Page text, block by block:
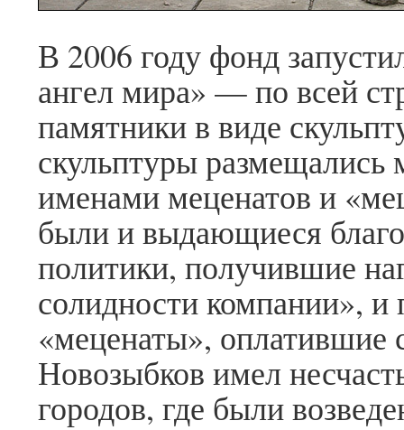
В 2006 году фонд
ангел мира» — по всей
памятники в виде
скульптуры
именами меценатов и
были и выдающиеся
политики, получившие
солидности компании»,
«меценаты», оплатившие
Новозыбков имел
городов, где были